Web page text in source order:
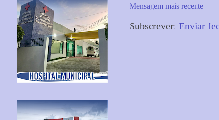
Mensagem mais recente
Subscrever: Enviar